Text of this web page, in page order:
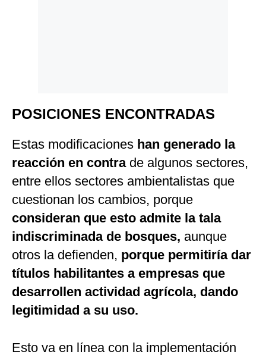
POSICIONES ENCONTRADAS
Estas modificaciones han generado la
reacción en contrade algunos sectores,
entre ellos sectores ambientalistas que
cuestionan los cambios, porque
consideran que esto admite la tala
indiscriminada de bosques, aunque
otros la defienden, porque permitiría dar
títulos habilitantes a empresas que
desarrollen actividad agrícola, dando
legitimidad a su uso.
Esto va en línea con la implementación